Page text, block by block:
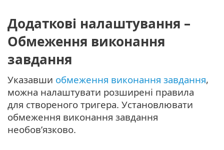
Додаткові налаштування –
Обмеження виконання
завдання
Указавши обмеження виконання завдання,
можна налаштувати розширені правила
для створеного тригера. Установлювати
обмеження виконання завдання
необов’язково.